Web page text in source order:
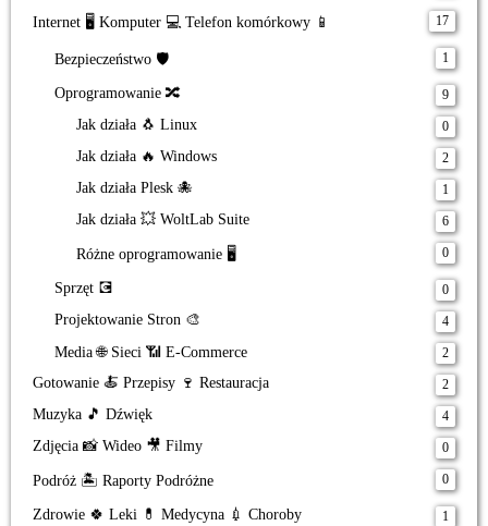
Internet 🖥️ Komputer 💻 Telefon komórkowy 📱 17
Bezpieczeństwo 🛡️ 1
Oprogramowanie 🔀 9
Jak działa 🐧 Linux 0
Jak działa 🔥 Windows 2
Jak działa Plesk 🐙 1
Jak działa 💥 WoltLab Suite 6
Różne oprogramowanie 🖥️ 0
Sprzęt 💽 0
Projektowanie Stron 🎨 4
Media 🌐 Sieci 📶 E-Commerce 2
Gotowanie 🍝 Przepisy 🍷 Restauracja 2
Muzyka 🎵 Dźwięk 4
Zdjęcia 📸 Wideo 🎥 Filmy 0
Podróż 🏝️ Raporty Podróżne 0
Zdrowie 🍀 Leki 💊 Medycyna 💉 Choroby 1